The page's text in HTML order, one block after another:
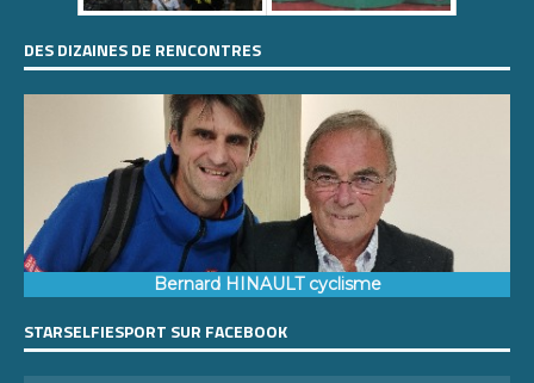
DES DIZAINES DE RENCONTRES
Bernard HINAULT cyclisme
STARSELFIESPORT SUR FACEBOOK